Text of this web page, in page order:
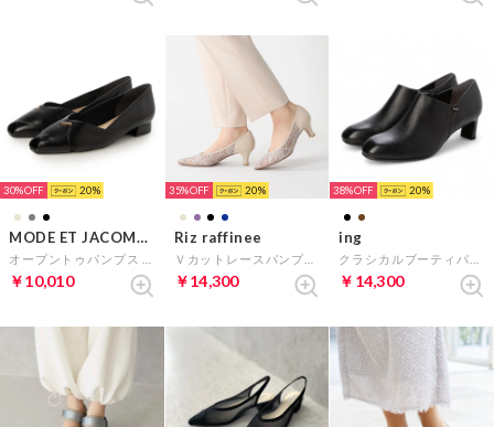
30% 20
MODE ET JACOMO carino
￥10,010
35% 20
Riz raffinee
￥14,300
38% 20
ing
￥14,300